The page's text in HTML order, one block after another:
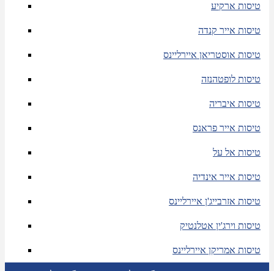
טיסות ארקיע
טיסות אייר קנדה
טיסות אוסטריאן איירליינס
טיסות לופטהנזה
טיסות איבריה
טיסות אייר פראנס
טיסות אל על
טיסות אייר אינדיה
טיסות אזרבייג'ן איירליינס
טיסות וירג'ין אטלנטיק
טיסות אמריקן איירליינס